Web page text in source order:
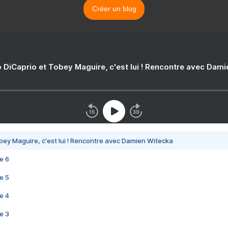
Créer un blog
DiCaprio et Tobey Maguire, c'est lui ! Rencontre avec
Maguire, c'est lui ! Rencontre avec Damien Witecka
6
5
4
3